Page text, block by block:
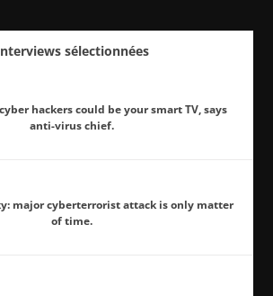
sélectionnées
hackers could be your smart TV, says
anti-virus chief.
major cyberterrorist attack is only matter
of time.